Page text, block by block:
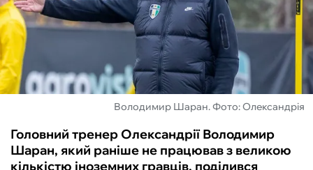
ІНШІ
БУКМЕКЕРИ
Володимир Шаран. Фото: Олександрія
Головний тренер Олександрії Володимир
Шаран, який раніше не працював з великою
кількістю іноземних гравців, поділився